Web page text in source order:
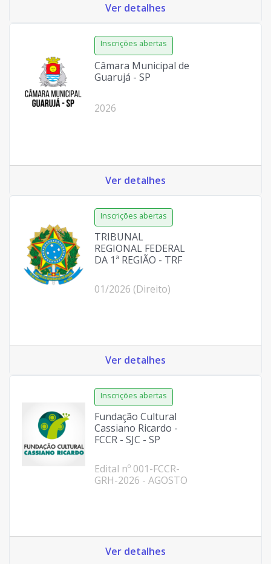
Ver detalhes
Câmara Municipal de
Guarujá - SP
2026
Ver detalhes
TRIBUNAL
REGIONAL FEDERAL
DA 1ª REGIÃO - TRF
01/2026 (Direito)
Ver detalhes
Fundação Cultural
Cassiano Ricardo -
FCCR - SJC - SP
Edital nº 001-FCCR-
GRH-2026 - AGOSTO
Ver detalhes